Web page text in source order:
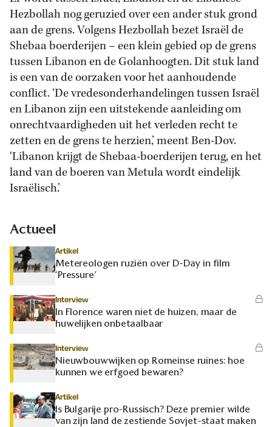
Hezbollah nog geruzied over een ander stuk grond
aan de grens. Volgens Hezbollah bezet Israël de
Shebaa boerderijen – een klein gebied op de grens
tussen Libanon en de Golanhoogten. Dit stuk land
is een van de oorzaken voor het aanhoudende
conflict. ‘De vredesonderhandelingen tussen Israël
en Libanon zijn een uitstekende aanleiding om
onrechtvaardigheden uit het verleden recht te
zetten en de grens te herzien,’ meent Ben-Dov.
‘Libanon krijgt de Shebaa-boerderijen terug, en het
land van de boeren van Metula wordt eindelijk
Israëlisch.’
Actueel
Artikel
Metereologen ruziën over D-Day in film
‘Pressure’
Interview
In Florence waren niet de huizen, maar de
huwelijken onbetaalbaar
Interview
Nieuwbouwwijken op Romeinse ruïnes: hoe
kunnen we erfgoed bewaren?
Artikel
Is Bulgarije pro-Russisch? Deze premier wilde
van zijn land de zestiende Sovjet-staat maken